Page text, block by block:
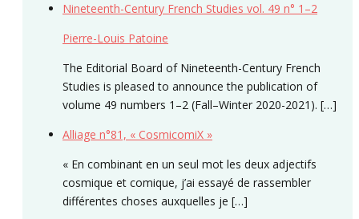
Nineteenth-Century French Studies vol. 49 n° 1–2
Pierre-Louis Patoine
The Editorial Board of Nineteenth-Century French
Studies is pleased to announce the publication of
volume 49 numbers 1–2 (Fall–Winter 2020-2021). […]
Alliage n°81, « CosmicomiX »
« En combinant en un seul mot les deux adjectifs
cosmique et comique, j’ai essayé de rassembler
différentes choses auxquelles je […]